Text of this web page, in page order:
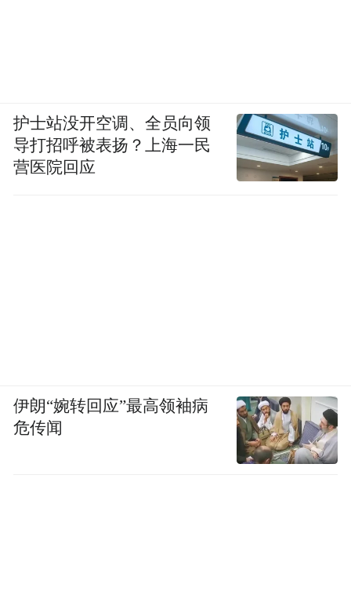
护士站没开空调、全员向领
导打招呼被表扬？上海一民
营医院回应
伊朗“婉转回应”最高领袖病
危传闻